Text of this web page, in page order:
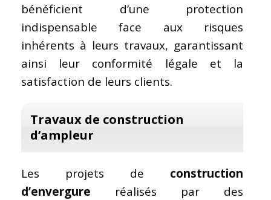
bénéficient d’une protection
indispensable face aux risques
inhérents à leurs travaux, garantissant
ainsi leur conformité légale et la
satisfaction de leurs clients.
Travaux de construction
d’ampleur
Les projets de construction
d’envergure réalisés par des